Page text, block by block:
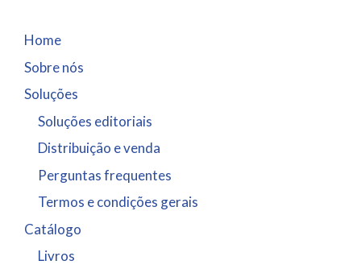
Home
Sobre nós
Soluções
Soluções editoriais
Distribuição e venda
Perguntas frequentes
Termos e condições gerais
Catálogo
Livros